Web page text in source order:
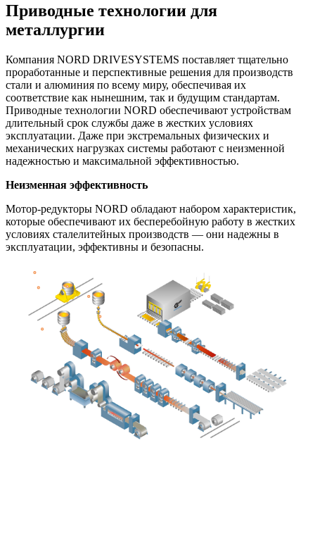
Приводные технологии для
металлургии
Компания NORD DRIVESYSTEMS поставляет тщательно
проработанные и перспективные решения для производств
стали и алюминия по всему миру, обеспечивая их
соответствие как нынешним, так и будущим стандартам.
Приводные технологии NORD обеспечивают устройствам
длительный срок службы даже в жестких условиях
эксплуатации. Даже при экстремальных физических и
механических нагрузках системы работают с неизменной
надежностью и максимальной эффективностью.
Неизменная эффективность
Мотор-редукторы NORD обладают набором характеристик,
которые обеспечивают их бесперебойную работу в жестких
условиях сталелитейных производств — они надежны в
эксплуатации, эффективны и безопасны.